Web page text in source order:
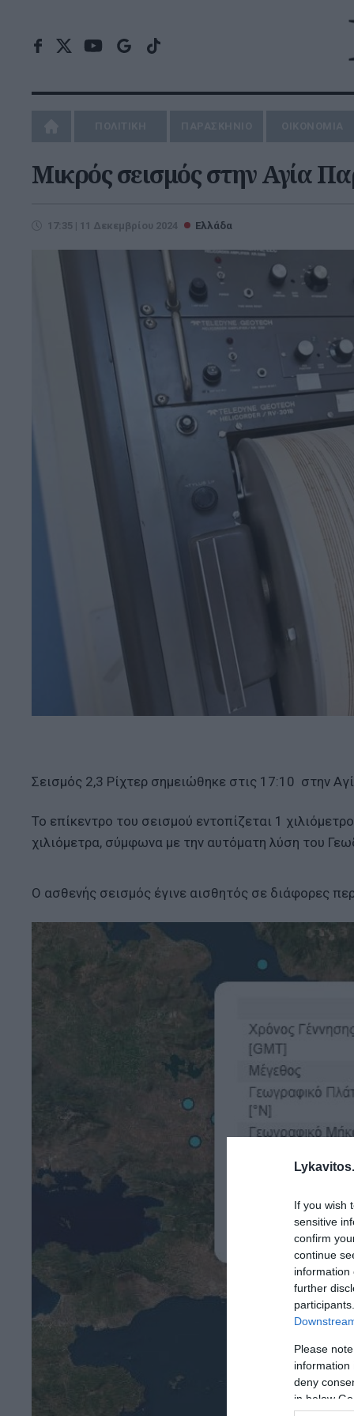
If you wish
sensitive
confirm
continue
information
further
Please
information
deny
in below
Μικρός σεισμός στην Αγία
17:35 | 11 Δεκεμβρίου 2024 Ελλάδα
Σεισμός 2,3 Ρίχτερ σημειώθηκε στις 17:10 στην
Το επίκεντρο του σεισμού εντοπίζεται 1
χιλιόμετρα, σύμφωνα με την αυτόματη λύση του
Ο ασθενής σεισμός έγινε αισθητός σε διάφορες